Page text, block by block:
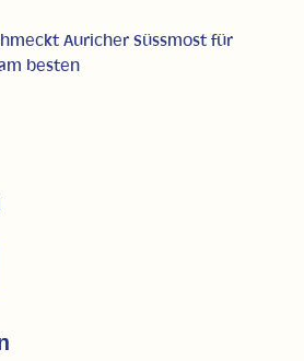
Auricher Süssmost für
besten